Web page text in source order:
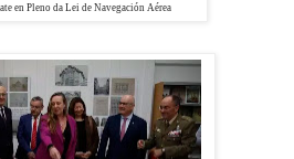
en Pleno da Lei de Navegación Aérea